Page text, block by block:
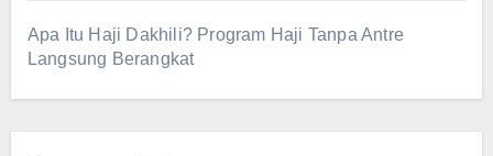
Apa Itu Haji Dakhili? Program Haji Tanpa Antre
Langsung Berangkat